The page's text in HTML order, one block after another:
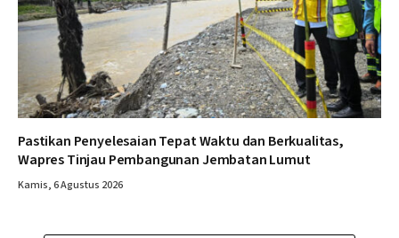
Pastikan Penyelesaian Tepat Waktu dan Berkualitas,
Wapres Tinjau Pembangunan Jembatan Lumut
Kamis, 6 Agustus 2026